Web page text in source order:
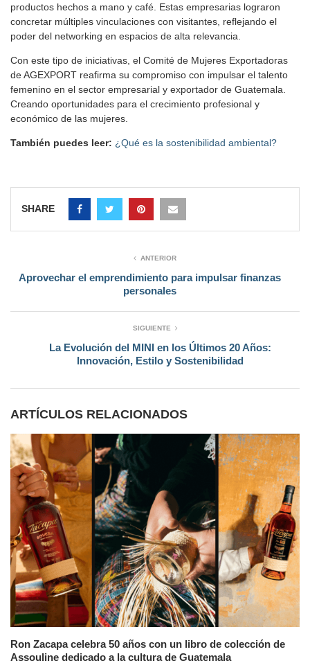
productos hechos a mano y café. Estas empresarias lograron
concretar múltiples vinculaciones con visitantes, reflejando el
poder del networking en espacios de alta relevancia.
Con este tipo de iniciativas, el Comité de Mujeres Exportadoras
de AGEXPORT reafirma su compromiso con impulsar el talento
femenino en el sector empresarial y exportador de Guatemala.
Creando oportunidades para el crecimiento profesional y
económico de las mujeres.
También puedes leer: ¿Qué es la sostenibilidad ambiental?
SHARE
ANTERIOR
Aprovechar el emprendimiento para impulsar finanzas
personales
SIGUIENTE
La Evolución del MINI en los Últimos 20 Años:
Innovación, Estilo y Sostenibilidad
ARTÍCULOS RELACIONADOS
Ron Zacapa celebra 50 años con un libro de colección de
Assouline dedicado a la cultura de Guatemala